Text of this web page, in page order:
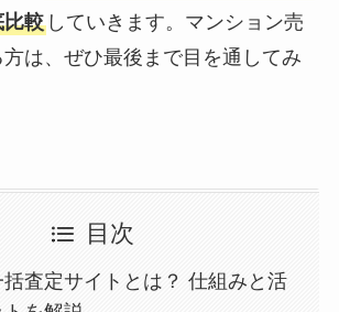
比較していきます。マンション売
は、ぜひ最後まで目を通してみ
目次
査定サイトとは？ 仕組みと活